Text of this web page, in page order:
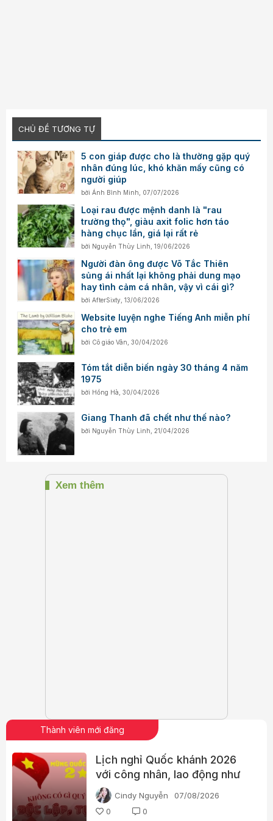
CHỦ ĐỀ TƯƠNG TỰ
5 con giáp được cho là thường gặp quý
nhân đúng lúc, khó khăn mấy cũng có
người giúp
bởiÁnh Bình Minh 07/07/2026
Loại rau được mệnh danh là "rau
trường thọ", giàu axit folic hơn táo
hàng chục lần, giá lại rất rẻ
bởi Nguyễn Thùy Linh ,19/06/2026
Người đàn ông được Võ Tắc Thiên
sủng ái nhất lại không phải dung mạo
hay tình cảm cá nhân, vậy vì cái gì?
bởiAfterSixty ,13/06/2026
Website luyện nghe Tiếng Anh miễn phí
cho trẻ em
bởi Cô giáo Vân ,30/04/2026
Tóm tắt diễn biến ngày 30 tháng 4 năm
1975
bởi Hồng Hà ,30/04/2026
Giang Thanh đã chết như thế nào?
bởi Nguyễn Thùy Linh ,21/04/2026
Thành viên mới đăng
Lịch nghỉ Quốc khánh 2026
với công nhân, lao động như
thế nào?Cindy Nguyễn
07/08/2026
0
0